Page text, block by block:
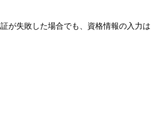
が失敗した場合でも、資格情報の入力は